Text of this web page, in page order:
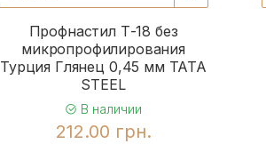
Профнастил Т-18 без
микропрофилирования
Турция Глянец 0,45 мм TATA
STEEL
В наличии
212.00 грн.